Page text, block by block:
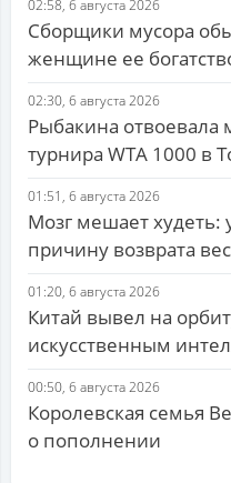
02:58, 6 августа 2026
Сборщики мусора
женщине ее
02:30, 6 августа 2026
Рыбакина отвоевала
турнира WTA 1000 в
01:51, 6 августа 2026
Мозг мешает худеть:
причину возврата
01:20, 6 августа 2026
Китай вывел на
искусственным
00:50, 6 августа 2026
Королевская семья
о пополнении